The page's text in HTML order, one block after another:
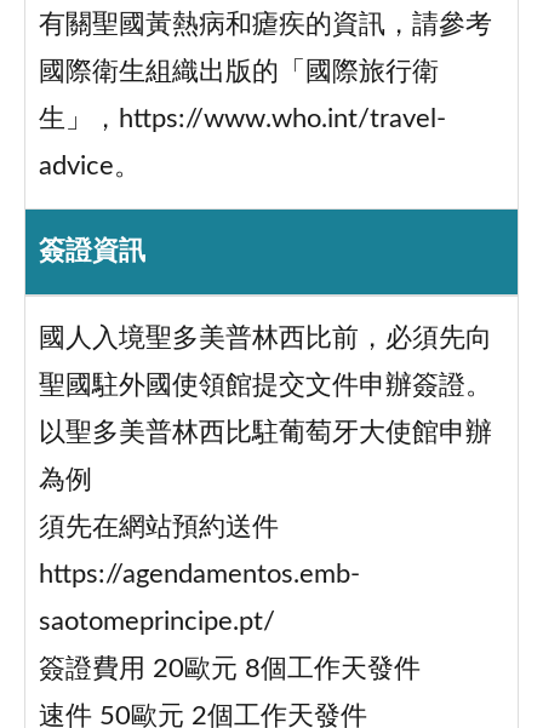
有關聖國黃熱病和瘧疾的資訊，請參考
國際衛生組織出版的「國際旅行衛
生」，https://www.who.int/travel-
advice。
簽證資訊
國人入境聖多美普林西比前，必須先向
聖國駐外國使領館提交文件申辦簽證。
以聖多美普林西比駐葡萄牙大使館申辦
為例
須先在網站預約送件
https://agendamentos.emb-
saotomeprincipe.pt/
簽證費用 20歐元 8個工作天發件
速件 50歐元 2個工作天發件